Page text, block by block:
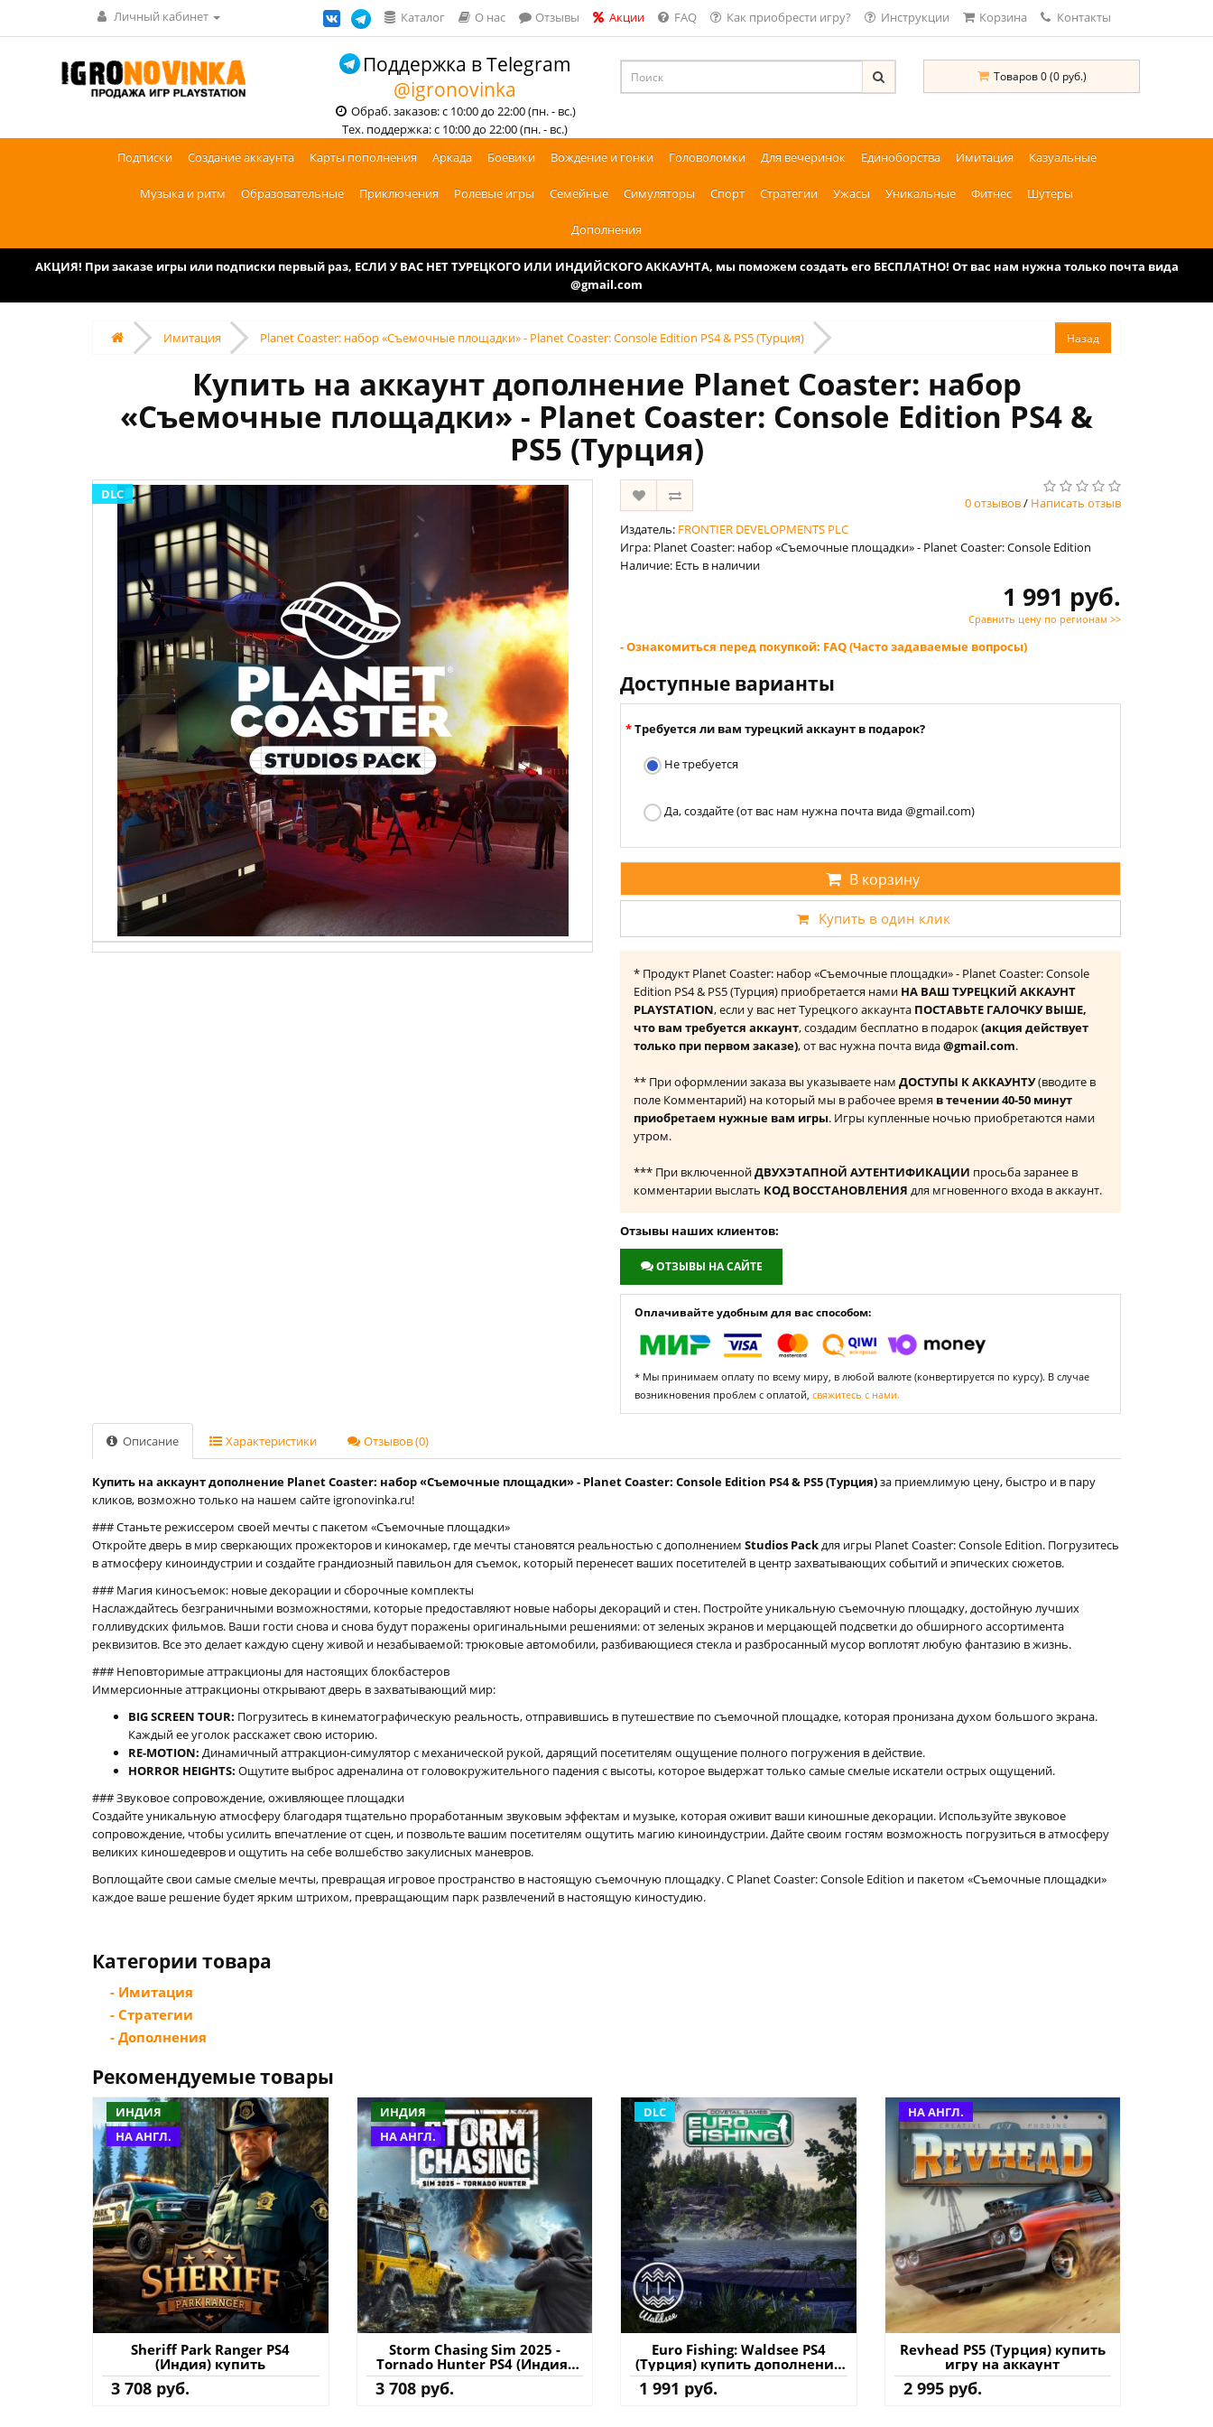
Личный кабинет Каталог О нас Отзывы Акции FAQ Как приобрести игру? Инструкции Корзина Контакты
Поддержка в Telegram
@igronovinka
Обраб. заказов: с 10:00 до 22:00 (пн. - вс.)
Тех. поддержка: с 10:00 до 22:00 (пн. - вс.)
Товаров 0 (0 руб.)
Подписки Создание аккаунта Карты пополнения Аркада Боевики Вождение и гонки Головоломки Для вечеринок Единоборства Имитация Казуальные
Музыка и ритм Образовательные Приключения Ролевые игры Семейные Симуляторы Спорт Стратегии Ужасы Уникальные Фитнес Шутеры
Дополнения
АКЦИЯ! При заказе игры или подписки первый раз, ЕСЛИ У ВАС НЕТ ТУРЕЦКОГО ИЛИ ИНДИЙСКОГО АККАУНТА, мы поможем создать его БЕСПЛАТНО! От вас нам нужна только почта вида
@gmail.com
Имитация Planet Coaster: набор «Съемочные площадки» - Planet Coaster: Console Edition PS4 & PS5 (Турция)
Купить на аккаунт дополнение Planet Coaster: набор
«Съемочные площадки» - Planet Coaster: Console Edition PS4 &
PS5 (Турция)
DLC
0 отзывов/ Написать отзыв
Издатель: FRONTIER DEVELOPMENTS PLC
Игра: Planet Coaster: набор «Съемочные площадки» - Planet Coaster: Console Edition
Наличие: Есть в наличии
1 991 руб.
Сравнить цену по регионам >>
- Ознакомиться перед покупкой: FAQ (Часто задаваемые вопросы)
Доступные варианты
Требуется ли вам турецкий аккаунт в подарок?
Не требуется
Да, создайте (от вас нам нужна почта вида @gmail.com)
В корзину
Купить в один клик
* Продукт Planet Coaster: набор «Съемочные площадки» - Planet Coaster: Console
Edition PS4 & PS5 (Турция) приобретается нами НА ВАШ ТУРЕЦКИЙ АККАУНТ
PLAYSTATION, если у вас нет Турецкого аккаунта ПОСТАВЬТЕ ГАЛОЧКУ ВЫШЕ,
что вам требуется аккаунт, создадим бесплатно в подарок(акция действует
только при первом заказе), от вас нужна почта вида@gmail.com.
** При оформлении заказа вы указываете нам ДОСТУПЫ К АККАУНТУ(вводите в
поле Комментарий) на который мы в рабочее время в течении 40-50 минут
приобретаем нужные вам игры. Игры купленные ночью приобретаются нами
утром.
*** При включеннойДВУХЭТАПНОЙ АУТЕНТИФИКАЦИИ просьба заранее в
комментарии выслать КОД ВОССТАНОВЛЕНИЯ для мгновенного входа в аккаунт.
Отзывы наших клиентов:
ОТЗЫВЫ НА САЙТЕ
Оплачивайте удобным для вас способом:
* Мы принимаем оплату по всему миру, в любой валюте (конвертируется по курсу). В случае
возникновения проблем с оплатой, свяжитесь с нами.
Описание Характеристики Отзывов (0)
Купить на аккаунт дополнение Planet Coaster: набор «Съемочные площадки» - Planet Coaster: Console Edition PS4 & PS5 (Турция)за приемлимую цену, быстро и в пару
кликов, возможно только на нашем сайте igronovinka.ru!
### Станьте режиссером своей мечты с пакетом «Съемочные площадки»
Откройте дверь в мир сверкающих прожекторов и кинокамер, где мечты становятся реальностью с дополнением Studios Packдля игры Planet Coaster: Console Edition. Погрузитесь
в атмосферу киноиндустрии и создайте грандиозный павильон для съемок, который перенесет ваших посетителей в центр захватывающих событий и эпических сюжетов.
### Магия киносъемок: новые декорации и сборочные комплекты
Наслаждайтесь безграничными возможностями, которые предоставляют новые наборы декораций и стен. Постройте уникальную съемочную площадку, достойную лучших
голливудских фильмов. Ваши гости снова и снова будут поражены оригинальными решениями: от зеленых экранов и мерцающей подсветки до обширного ассортимента
реквизитов. Все это делает каждую сцену живой и незабываемой: трюковые автомобили, разбивающиеся стекла и разбросанный мусор воплотят любую фантазию в жизнь.
### Неповторимые аттракционы для настоящих блокбастеров
Иммерсионные аттракционы открывают дверь в захватывающий мир:
BIG SCREEN TOUR: Погрузитесь в кинематографическую реальность, отправившись в путешествие по съемочной площадке, которая пронизана духом большого экрана.
Каждый ее уголок расскажет свою историю.
RE-MOTION: Динамичный аттракцион-симулятор с механической рукой, дарящий посетителям ощущение полного погружения в действие.
HORROR HEIGHTS: Ощутите выброс адреналина от головокружительного падения с высоты, которое выдержат только самые смелые искатели острых ощущений.
### Звуковое сопровождение, оживляющее площадки
Создайте уникальную атмосферу благодаря тщательно проработанным звуковым эффектам и музыке, которая оживит ваши киношные декорации. Используйте звуковое
сопровождение, чтобы усилить впечатление от сцен, и позвольте вашим посетителям ощутить магию киноиндустрии. Дайте своим гостям возможность погрузиться в атмосферу
великих киношедевров и ощутить на себе волшебство закулисных маневров.
Воплощайте свои самые смелые мечты, превращая игровое пространство в настоящую съемочную площадку. С Planet Coaster: Console Edition и пакетом «Съемочные площадки»
каждое ваше решение будет ярким штрихом, превращающим парк развлечений в настоящую киностудию.
Категории товара
- Имитация
- Стратегии
- Дополнения
Рекомендуемые товары
ИНДИЯ
НА АНГЛ.
Sheriff Park Ranger PS4
(Индия) купить
3 708 руб.
ИНДИЯ
НА АНГЛ.
Storm Chasing Sim 2025 -
Tornado Hunter PS4 (Индия)
купить
3 708 руб.
DLC
Euro Fishing: Waldsee PS4
(Турция) купить дополнение
на аккаунт
1 991 руб.
НА АНГЛ.
Revhead PS5 (Турция) купить
игру на аккаунт
2 995 руб.